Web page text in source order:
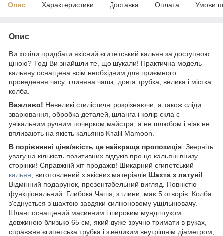
Опис Характеристики Доставка Оплата Умови
Опис
Ви хотіли придбати якісний єгипетський кальян за доступною
ціною? Тоді Ви знайшли те, що шукали! Практична модель
кальяну оснащена всім необхідним для приємного
проведення часу: глиняна чаша, довга трубка, велика і містка
колба.
Важливо! Невеликі стилістичні розрізняючи, а також сліди
зварювання, обробка деталей, шланга і колір скла є
унікальним ручним почерком майстра, а не шлюбом і ніяк не
впливають на якість кальянів Khalil Mamoon.
В порівнянні ціна/якість це найкраща пропозиція . Зверніть
увагу на кількість позитивних відгуків про це кальяні внизу
сторінки! Справжній хіт продажів! Шикарний єгипетський
кальян , виготовлений з якісних матеріалів. Шахта з латуні!
Відмінний подарунок, презентабельний вигляд. Повністю
функціональний. Глибока Чаша, з глини, має 5 отворів. Колба
з'єднується з шахтою завдяки силіконовому ущільнювачу.
Шланг оснащений масивним і широким мундштуком
довжиною близько 65 см, який дуже зручно тримати в руках,
справжня єгипетська трубка і з великим внутрішнім діаметром,